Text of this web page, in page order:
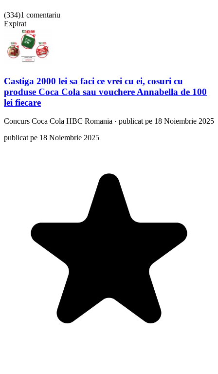
(334)1 comentariu
Expirat
Castiga 2000 lei sa faci ce vrei cu ei, cosuri cu
produse Coca Cola sau vouchere Annabella de 100
lei fiecare
Concurs Coca Cola HBC Romania · publicat pe 18 Noiembrie 2025
publicat pe 18 Noiembrie 2025